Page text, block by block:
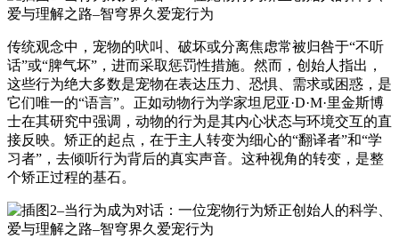
传统观念中，宠物的吠叫、破坏或分离焦虑常被归咎于“不听
话”或“脾气坏”，进而采取惩罚性措施。然而，创始人指出，
这些行为绝大多数是宠物在表达压力、恐惧、需求或困惑，是
它们唯一的“语言”。正如动物行为学家坦尼亚·D·M·里金斯博
士在其研究中强调，动物的行为是其内心状态与环境交互的直
接反映。矫正的起点，在于主人转变为细心的“翻译者”和“学
习者”，去倾听行为背后的真实声音。这种视角的转变，是整
个矫正过程的基石。